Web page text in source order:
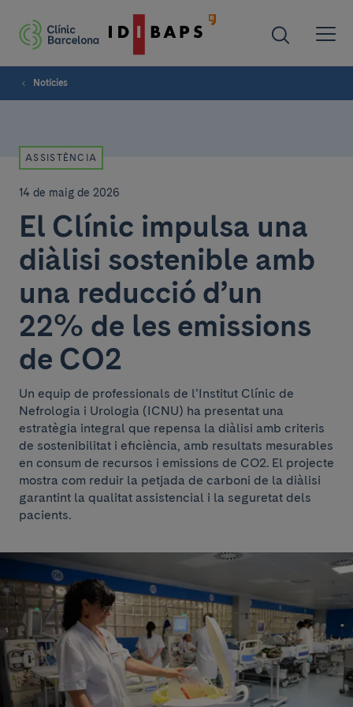
Notícies
ASSISTÈNCIA
14 de maig de 2026
El Clínic impulsa una
diàlisi sostenible amb
una reducció d’un
22% de les emissions
de CO2
Un equip de professionals de l’Institut Clínic de
Nefrologia i Urologia (ICNU) ha presentat una
estratègia integral que repensa la diàlisi amb criteris
de sostenibilitat i eficiència, amb resultats mesurables
en consum de recursos i emissions de CO2. El projecte
mostra com reduir la petjada de carboni de la diàlisi
garantint la qualitat assistencial i la seguretat dels
pacients.